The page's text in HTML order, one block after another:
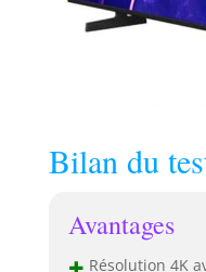
Bilan du
Avantages
Résolution 4K